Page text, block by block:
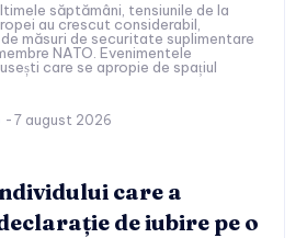
săptămâni, tensiunile de la
au crescut considerabil,
măsuri de securitate suplimentare
NATO. Evenimentele
care se apropie de spațiul
- 7 august 2026
care a
de iubire pe o